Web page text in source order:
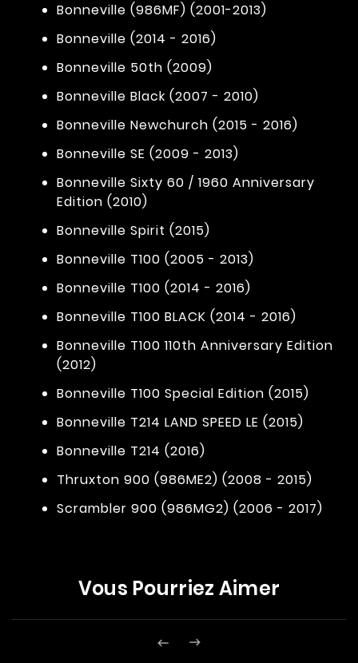
Bonneville (986MF) (2001-2013)
Bonneville (2014 - 2016)
Bonneville 50th (2009)
Bonneville Black (2007 - 2010)
Bonneville Newchurch (2015 - 2016)
Bonneville SE (2009 - 2013)
Bonneville Sixty 60 / 1960 Anniversary
Edition (2010)
Bonneville Spirit (2015)
Bonneville T100 (2005 - 2013)
Bonneville T100 (2014 - 2016)
Bonneville T100 BLACK (2014 - 2016)
Bonneville T100 110th Anniversary Edition
(2012)
Bonneville T100 Special Edition (2015)
Bonneville T214 LAND SPEED LE (2015)
Bonneville T214 (2016)
Thruxton 900 (986ME2) (2008 - 2015)
Scrambler 900 (986MG2) (2006 - 2017)
Vous Pourriez Aimer
 